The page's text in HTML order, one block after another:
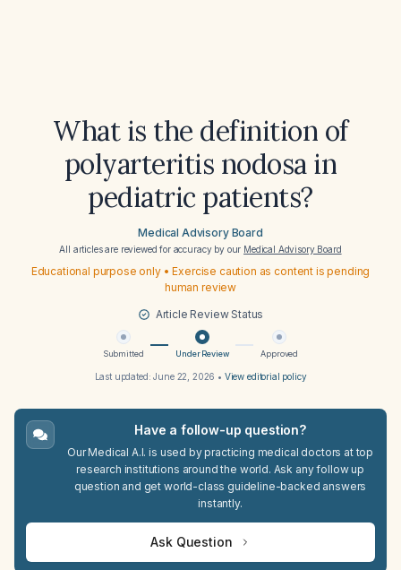
What is the definition of
polyarteritis nodosa in
pediatric patients?
Medical Advisory Board
All articles are reviewed for accuracy by our Medical Advisory Board
Educational purpose only • Exercise caution as content is pending
human review
Article Review Status
Submitted Under Review Approved
Last updated:June 22, 2026 • View editorial policy
Have a follow-up question?
Our Medical A.I. is used by practicing medical doctors at top
research institutions around the world. Ask any follow up
question and get world-class guideline-backed answers
instantly.
Ask Question